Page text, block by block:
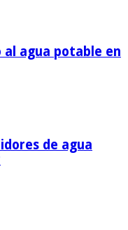
al agua potable en
de agua